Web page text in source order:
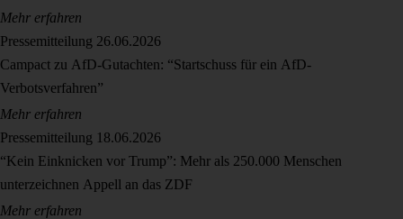
Mehr erfahren
Pressemitteilung 26.06.2026
Campact zu AfD-Gutachten: “Startschuss für ein AfD-
Verbotsverfahren”
Mehr erfahren
Pressemitteilung 18.06.2026
“Kein Einknicken vor Trump”: Mehr als 250.000 Menschen
unterzeichnen Appell an das ZDF
Mehr erfahren